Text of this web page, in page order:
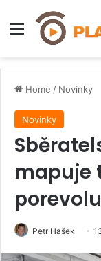
Menu
Home / Novinky
Novinky
mapuje
Petr Hašek